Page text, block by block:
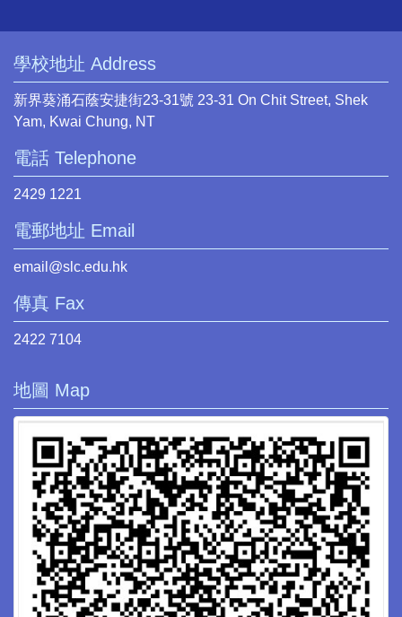
學校地址 Address
新界葵涌石蔭安捷街23-31號 23-31 On Chit Street, Shek
Yam, Kwai Chung, NT
電話 Telephone
2429 1221
電郵地址 Email
email@slc.edu.hk
傳真 Fax
2422 7104
地圖 Map